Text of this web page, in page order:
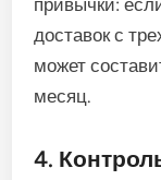
привычки:
доставок с
может
месяц.
4.